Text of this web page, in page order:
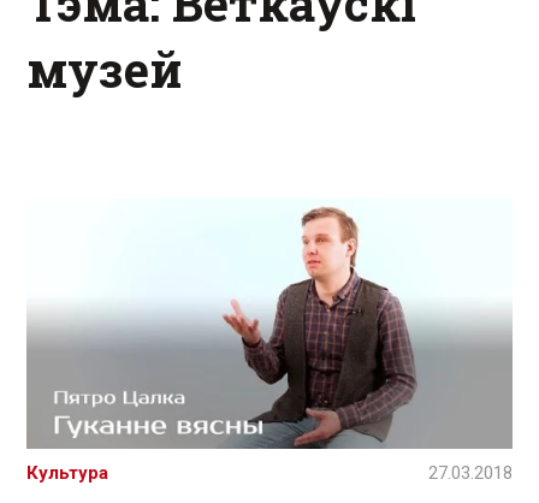
музей
Культура 27.03.2018